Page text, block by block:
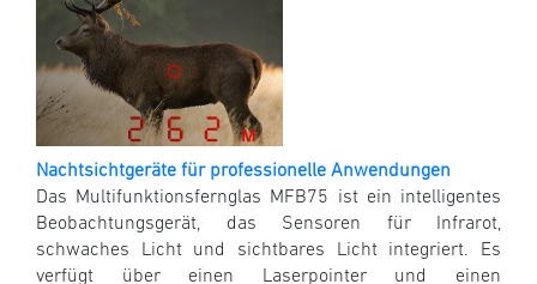
Nachtsichtgeräte für professionelle Anwendungen
Das Multifunktionsfernglas MFB75 ist ein intelligentes
Beobachtungsgerät, das Sensoren für Infrarot,
schwaches Licht und sichtbares Licht integriert. Es
verfügt über einen Laserpointer und einen